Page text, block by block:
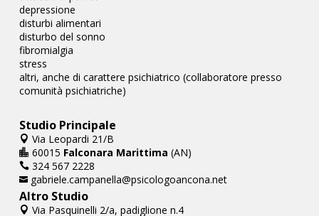
depressione
disturbi alimentari
disturbo del sonno
fibromialgia
stress
altri, anche di carattere psichiatrico (collaboratore presso
comunità psichiatriche)
Studio Principale
 Via Leopardi 21/B
 60015 Falconara Marittima (AN)
324 567 2228
 gabriele.campanella@psicologoancona.net
Altro Studio
 Via Pasquinelli 2/a, padiglione n.4